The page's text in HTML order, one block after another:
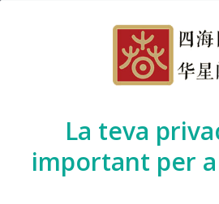
La teva
important per
Entrega de premis de la Fira
Desfilada de Hanfu